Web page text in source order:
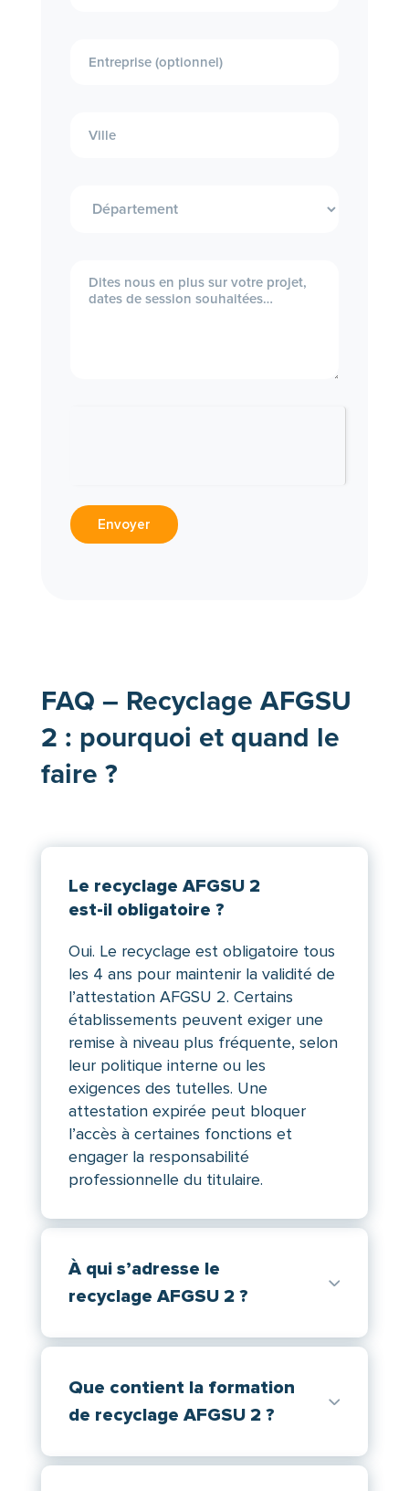
Envoyer
FAQ – Recyclage AFGSU
2 : pourquoi et quand le
faire ?
Le recyclage AFGSU 2
est-il obligatoire ?
Oui. Le recyclage est obligatoire tous
les 4 ans pour maintenir la validité de
l’attestation AFGSU 2. Certains
établissements peuvent exiger une
remise à niveau plus fréquente, selon
leur politique interne ou les
exigences des tutelles. Une
attestation expirée peut bloquer
l’accès à certaines fonctions et
engager la responsabilité
professionnelle du titulaire.
À qui s’adresse le
recyclage AFGSU 2 ?
Que contient la formation
de recyclage AFGSU 2 ?